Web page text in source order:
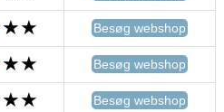
Besøg webshop
Besøg webshop
Besøg webshop